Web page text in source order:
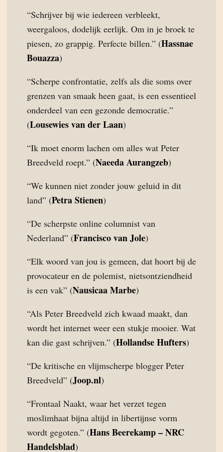
“Schrijver bij wie iedereen verbleekt,
weergaloos, dodelijk eerlijk. Om in je broek te
piesen, zo grappig. Perfecte billen.” (Hassnae
Bouazza)
“Scherpe confrontatie, zelfs als die soms over
grenzen van smaak heen gaat, is een essentieel
onderdeel van een gezonde democratie.”
(Lousewies van der Laan)
“Ik moet enorm lachen om alles wat Peter
Breedveld roept.” (Naeeda Aurangzeb)
“We kunnen niet zonder jouw geluid in dit
land” (Petra Stienen)
“De scherpste online columnist van
Nederland” (Francisco van Jole)
“Elk woord van jou is gemeen, dat hoort bij de
provocateur en de polemist, nietsontziendheid
is een vak” (Nausicaa Marbe)
“Als Peter Breedveld zich kwaad maakt, dan
wordt het internet weer een stukje mooier. Wat
kan die gast schrijven.” (Hollandse Hufters)
“De kritische en vlijmscherpe blogger Peter
Breedveld” (Joop.nl)
“Frontaal Naakt, waar het verzet tegen
moslimhaat bijna altijd in libertijnse vorm
wordt gegoten.” (Hans Beerekamp – NRC
Handelsblad)